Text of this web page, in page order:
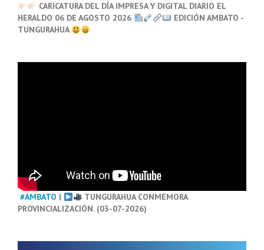
CARICATURA DEL DÍA IMPRESA Y DIGITAL DIARIO EL
HERALDO 06 DE AGOSTO 2026
EDICIÓN AMBATO -
TUNGURAHUA
#AMBATO |
TUNGURAHUA CONMEMORA
PROVINCIALIZACIÓN. (03-07-2026)